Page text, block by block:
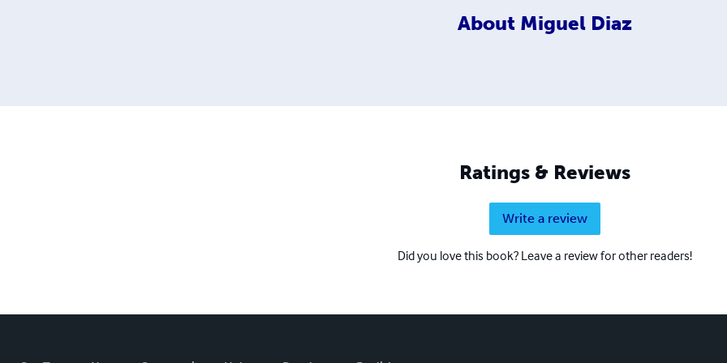
About Miguel Diaz
Ratings & Reviews
Write a review
Did you love this book? Leave a review for other readers!